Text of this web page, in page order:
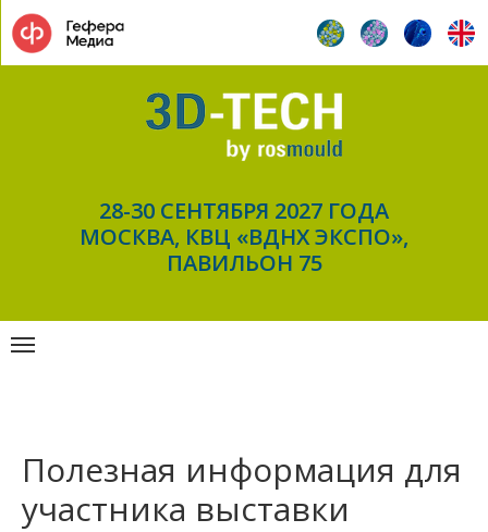
28-30 СЕНТЯБРЯ 2027 ГОДА
МОСКВА, КВЦ «ВДНХ ЭКСПО»,
ПАВИЛЬОН 75
Полезная информация для
участника выставки